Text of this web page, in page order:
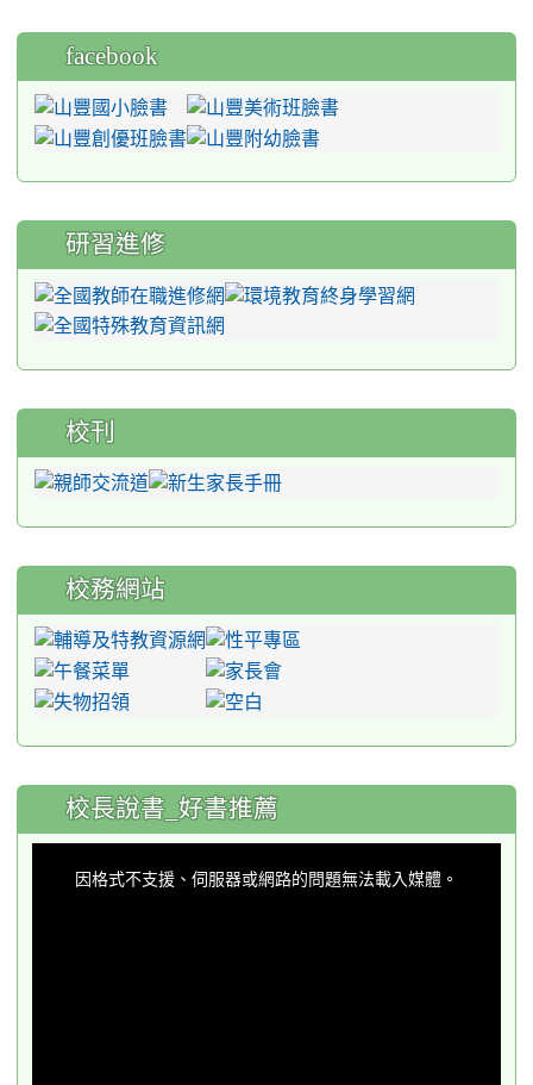
facebook
研習進修
校刊
校務網站
:::
校長說書_好書推薦
因格式不支援、伺服器或網路的問題無法載入媒體。